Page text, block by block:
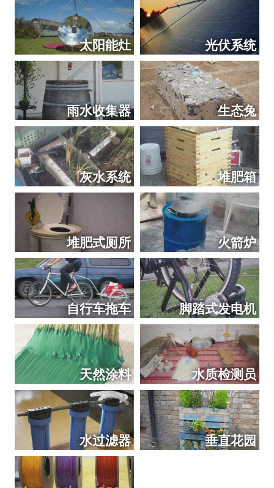
太阳能灶 光伏系统
雨水收集器 生态兔
灰水系统 堆肥箱
堆肥式厕所 火箭炉
自行车拖车 脚踏式发电机
天然涂料 水质检测员
水过滤器 垂直花园